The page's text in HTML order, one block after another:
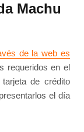
Machu
de la web es
requeridos en el
de crédito
el día